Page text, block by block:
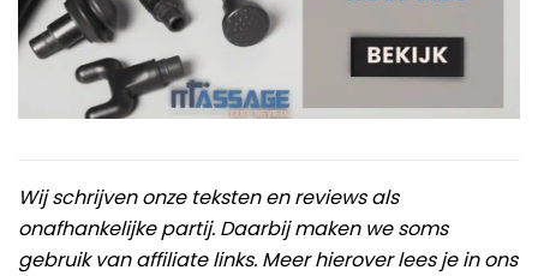
Wij schrijven onze teksten en reviews als
onafhankelijke partij. Daarbij maken we soms
gebruik van affiliate links. Meer hierover lees je in ons